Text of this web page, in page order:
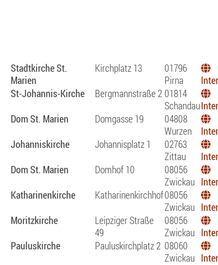
Stadtkirche St.
Marien
Kirchplatz 13
01796
Pirna
St-Johannis-Kirche
Bergmannstraße 2 01814
Schandau
Dom St. Marien
Domgasse 19
04808
Wurzen
Johanniskirche
Johannisplatz 1
02763
Zittau
Dom St. Marien
Domhof 10
08056
Zwickau
Katharinenkirche
Katharinenkirchhof08056
Zwickau
Moritzkirche
Leipziger Straße
49
08056
Zwickau
Pauluskirche
Pauluskirchplatz 2 08060
Zwickau